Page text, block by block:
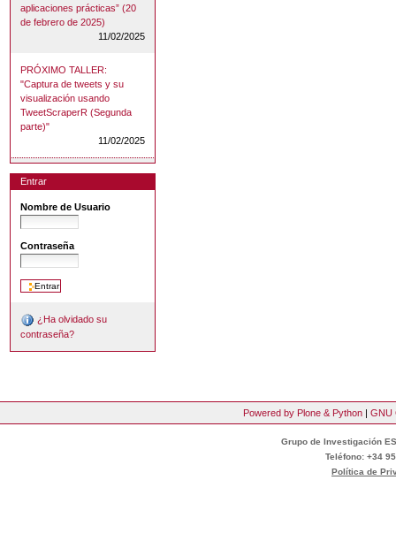
aplicaciones prácticas” (20
de febrero de 2025)
11/02/2025
PRÓXIMO TALLER:
"Captura de tweets y su
visualización usando
TweetScraperR (Segunda
parte)"
11/02/2025
Entrar
Nombre de Usuario
Contraseña
¿Ha olvidado su
contraseña?
Powered by Plone & Python | GNU
Grupo de Investigación
Teléfono: +34
Política de